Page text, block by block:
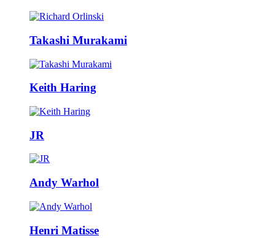
Takashi Murakami
Keith Haring
JR
Andy Warhol
Henri Matisse